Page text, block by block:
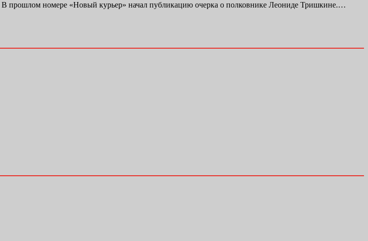
В прошлом номере «Новый курьер» начал публикацию очерка о полковнике Леониде Тришкине.…